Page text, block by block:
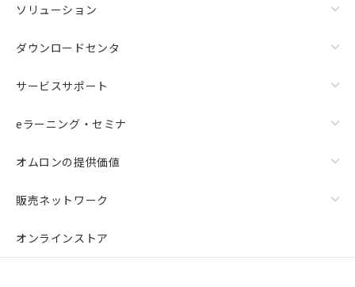
ソリューション
ダウンロードセンタ
サービスサポート
eラーニング・セミナ
オムロンの提供価値
販売ネットワーク
オンラインストア